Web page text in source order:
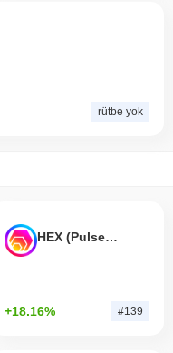
rütbe yok
HEX (Pulsechain)
+18.16% #139